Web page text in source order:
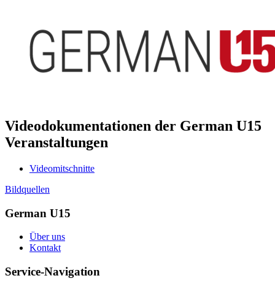
Videodokumentationen der German U15
Veranstaltungen
Videomitschnitte
Bildquellen
German U15
Über uns
Kontakt
Service-Navigation